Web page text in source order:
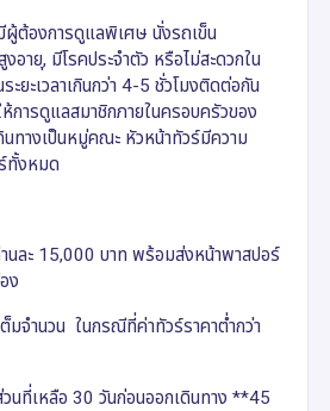
ผู้ต้องการดูแลพิเศษ นั่งรถเข็น
อายุ, มีโรคประจำตัว หรือไม่สะดวกใน
ะยะเวลาเกินกว่า 4-5 ชั่วโมงติดต่อกัน
การดูแลสมาชิกภายในครอบครัวของ
นทางเป็นหมู่คณะ หัวหน้าทัวร์มีความ
ทั้งหมด
นละ 15,000 บาท พร้อมส่งหน้าพาสปอร์
ง
มจำนวน ในกรณีที่ค่าทัวร์ราคาต่ำกว่า
นที่เหลือ 30 วันก่อนออกเดินทาง **45